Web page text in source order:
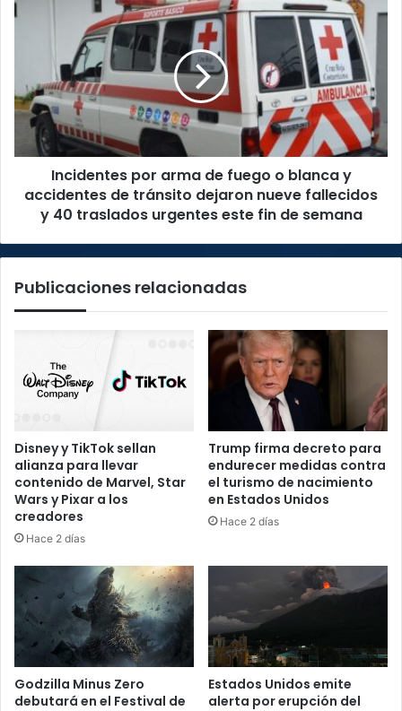
Incidentes
por
o
blanca
accidentes
tránsito
dejaron
fallecidos
40
de
semana
Incidentes por arma de fuego o blanca y
accidentes de tránsito dejaron nueve fallecidos
y 40 traslados urgentes este fin de semana
Publicaciones relacionadas
Disney y TikTok sellan
alianza para llevar
contenido de Marvel, Star
Wars y Pixar a los
creadores
Hace 2 días
Trump firma decreto para
endurecer medidas contra
el turismo de nacimiento
en Estados Unidos
Hace 2 días
Godzilla Minus Zero
debutará en el Festival de
Estados Unidos emite
alerta por erupción del